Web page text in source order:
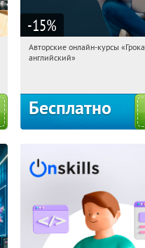
-15%
15:14:53
Авторские онлайн-курсы
английский»
Бесплатно